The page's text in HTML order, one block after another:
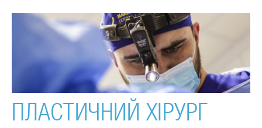
ПЛАСТИЧНИЙ ХІРУРГ